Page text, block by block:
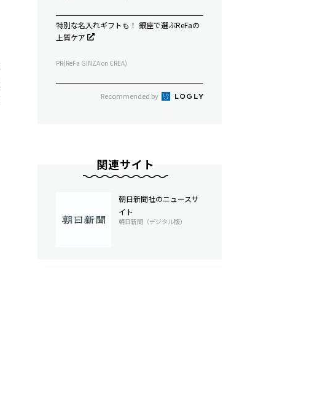
特別な名入れギフトも！ 銀座で選ぶReFaの
上質ケア
PR(ReFa GINZA on CREA)
Recommended by
関連サイト
朝日新聞社のニュースサ
イト
朝日新聞（デジタル版）